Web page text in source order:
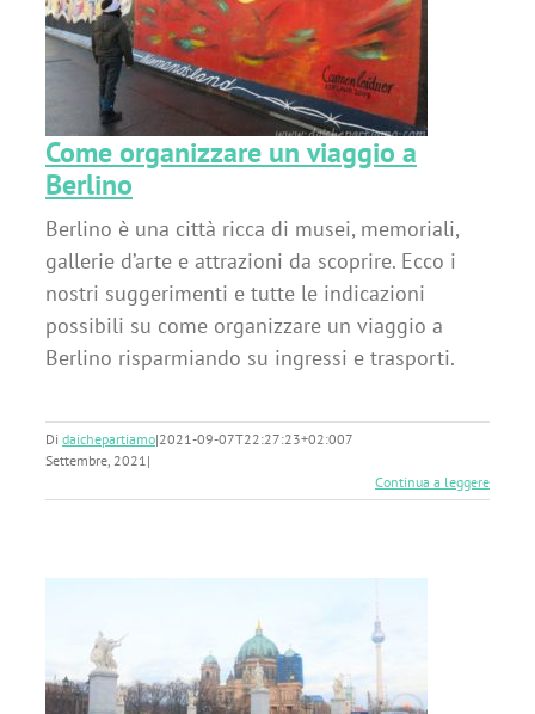
Come organizzare un viaggio a
Berlino
Berlino è una città ricca di musei, memoriali,
gallerie d’arte e attrazioni da scoprire. Ecco i
nostri suggerimenti e tutte le indicazioni
possibili su come organizzare un viaggio a
Berlino risparmiando su ingressi e trasporti.
Di daichepartiamo|2021-09-07T22:27:23+02:007
Settembre, 2021|
Continua a leggere